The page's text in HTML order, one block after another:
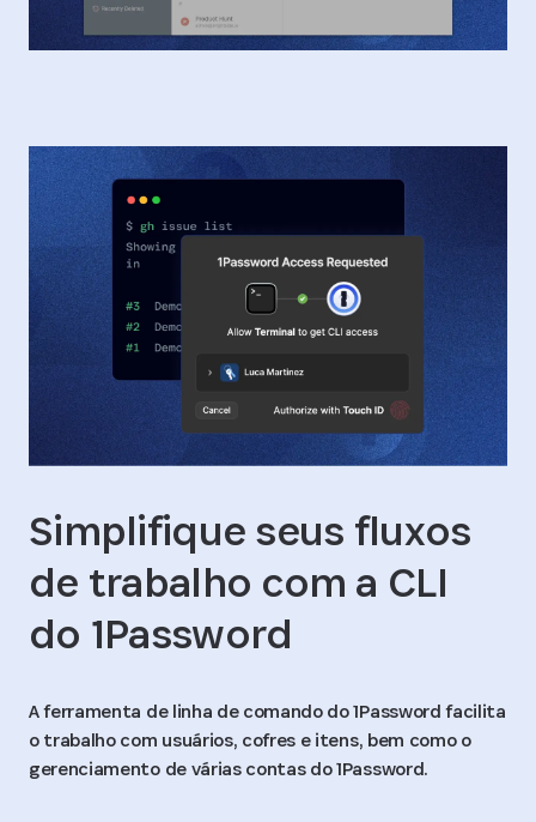
Simplifique seus fluxos
de trabalho com a CLI
do 1Password
A ferramenta de linha de comando do 1Password facilita
o trabalho com usuários, cofres e itens, bem como o
gerenciamento de várias contas do 1Password.